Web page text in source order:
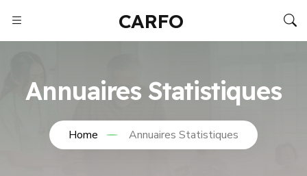
CARFO
Annuaires Statistiques
Home Annuaires Statistiques